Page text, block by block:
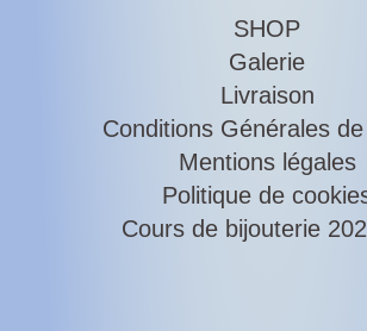
SHOP
Galerie
Livraison
Conditions Générales
Mentions légales
Politique de
Cours de bijouterie